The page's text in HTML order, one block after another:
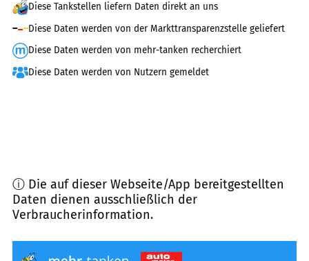
Diese Tankstellen liefern Daten direkt an uns
Diese Daten werden von der Markttransparenzstelle geliefert
Diese Daten werden von mehr-tanken recherchiert
Diese Daten werden von Nutzern gemeldet
ⓘ Die auf dieser Webseite/App bereitgestellten
Daten dienen ausschließlich der
Verbraucherinformation.